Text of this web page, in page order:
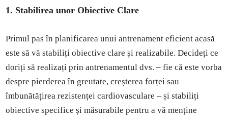
1. Stabilirea unor Obiective Clare
Primul pas în planificarea unui antrenament eficient acasă
este să vă stabiliți obiective clare și realizabile. Decideți ce
doriți să realizați prin antrenamentul dvs. – fie că este vorba
despre pierderea în greutate, creșterea forței sau
îmbunătățirea rezistenței cardiovasculare – și stabiliți
obiective specifice și măsurabile pentru a vă menține